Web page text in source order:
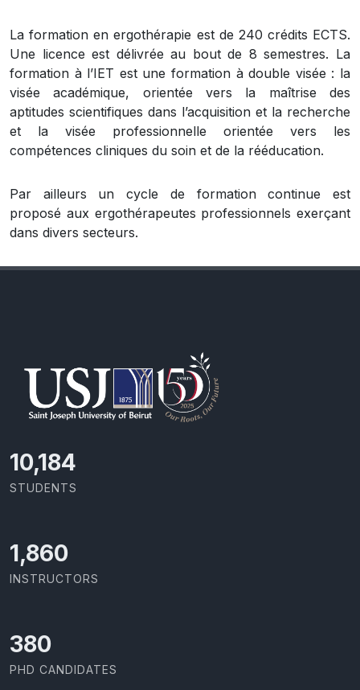
La formation en ergothérapie est de 240 crédits ECTS.
Une licence est délivrée au bout de 8 semestres. La
formation à l’IET est une formation à double visée : la
visée académique, orientée vers la maîtrise des
aptitudes scientifiques dans l’acquisition et la recherche
et la visée professionnelle orientée vers les
compétences cliniques du soin et de la rééducation.
Par ailleurs un cycle de formation continue est
proposé aux ergothérapeutes professionnels exerçant
dans divers secteurs.
11,110
STUDENTS
2,029
INSTRUCTORS
414
PHD CANDIDATES